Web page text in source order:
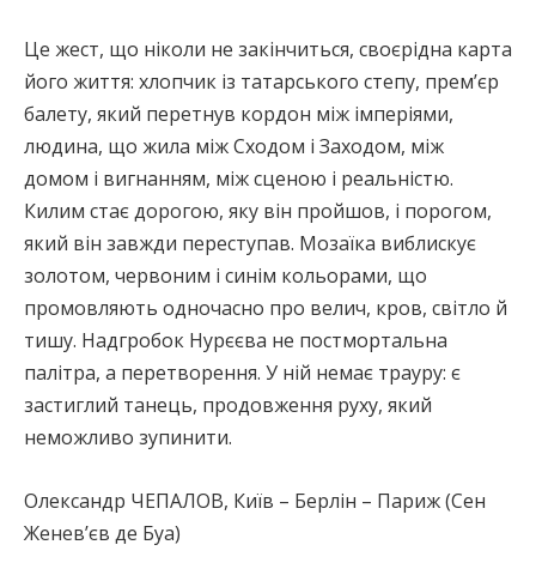
Це жест, що ніколи не закінчиться, своєрідна карта
його життя: хлопчик із татарського степу, прем’єр
балету, який перетнув кордон між імперіями,
людина, що жила між Сходом і Заходом, між
домом і вигнанням, між сценою і реальністю.
Килим стає дорогою, яку він пройшов, і порогом,
який він завжди переступав. Мозаїка виблискує
золотом, червоним і синім кольорами, що
промовляють одночасно про велич, кров, світло й
тишу. Надгробок Нурєєва не постмортальна
палітра, а перетворення. У ній немає трауру: є
застиглий танець, продовження руху, який
неможливо зупинити.
Олександр ЧЕПАЛОВ, Київ – Берлін – Париж (Сен
Женев’єв де Буа)